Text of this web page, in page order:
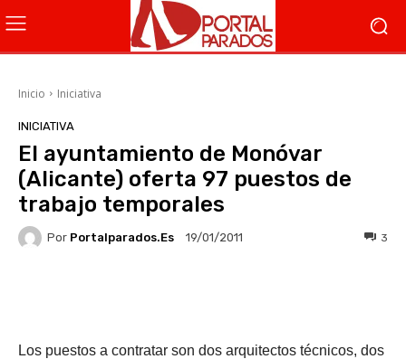
Inicio Iniciativa
INICIATIVA
El ayuntamiento de Monóvar
(Alicante) oferta 97 puestos de
trabajo temporales
Por Portalparados.es 19/01/2011 3
Los puestos a contratar son dos arquitectos técnicos, dos